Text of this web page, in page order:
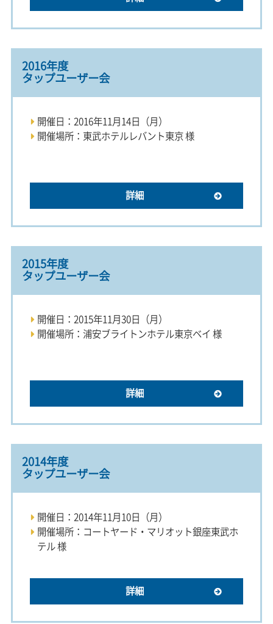
2016年度
タップユーザー会
開催日：2016年11月14日（月）
開催場所：東武ホテルレバント東京 様
詳細
2015年度
タップユーザー会
開催日：2015年11月30日（月）
開催場所：浦安ブライトンホテル東京ベイ 様
詳細
2014年度
タップユーザー会
開催日：2014年11月10日（月）
開催場所：コートヤード・マリオット銀座東武ホ
テル 様
詳細